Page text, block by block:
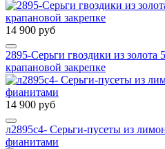
14 900 руб
2895-Серьги гвоздики из золота
крапановой закрепке
14 900 руб
л2895с4- Серьги-пусеты из
фианитами